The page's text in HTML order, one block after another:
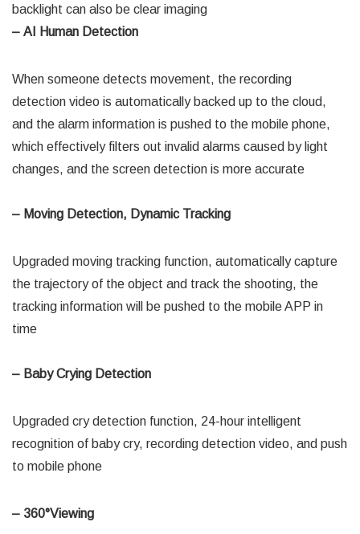
backlight can also be clear imaging
– AI Human Detection
When someone detects movement, the recording
detection video is automatically backed up to the cloud,
and the alarm information is pushed to the mobile phone,
which effectively filters out invalid alarms caused by light
changes, and the screen detection is more accurate
– Moving Detection, Dynamic Tracking
Upgraded moving tracking function, automatically capture
the trajectory of the object and track the shooting, the
tracking information will be pushed to the mobile APP in
time
– Baby Crying Detection
Upgraded cry detection function, 24-hour intelligent
recognition of baby cry, recording detection video, and push
to mobile phone
– 360°Viewing